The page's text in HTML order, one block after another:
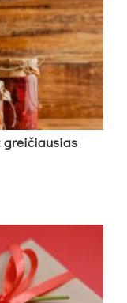
greičiausias